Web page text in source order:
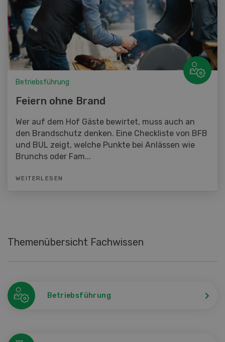
Betriebsführung
Feiern ohne Brand
Wer auf dem Hof Gäste bewirtet, muss auch an
den Brandschutz denken. Eine Checkliste von BFB
und BUL zeigt, welche Punkte bei Anlässen wie
Brunchs oder Fam...
WEITERLESEN
Themenübersicht Fachwissen
Betriebsführung